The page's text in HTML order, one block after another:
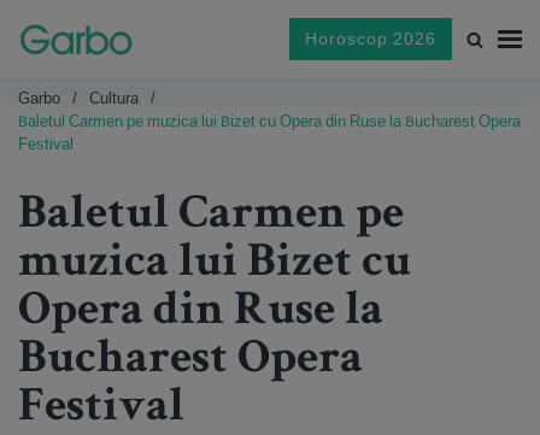
Horoscop 2026
Garbo
Cultura
Baletul Carmen pe muzica lui Bizet cu Opera din Ruse la Bucharest Opera
Festival
Baletul Carmen pe
muzica lui Bizet cu
Opera din Ruse la
Bucharest Opera
Festival